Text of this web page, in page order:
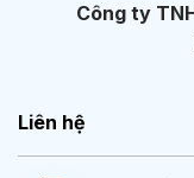
Công ty
Liên hệ